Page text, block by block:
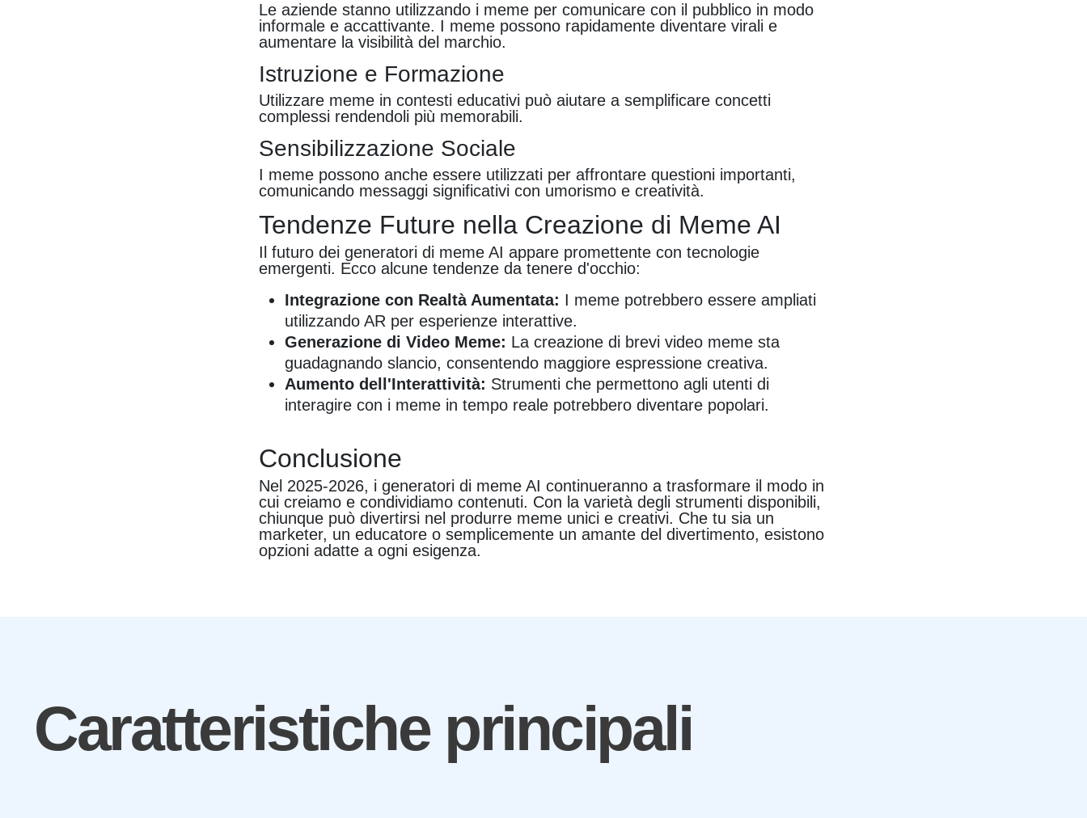
Le aziende stanno utilizzando i meme per comunicare con il pubblico in modo
informale e accattivante. I meme possono rapidamente diventare virali e
aumentare la visibilità del marchio.
Istruzione e Formazione
Utilizzare meme in contesti educativi può aiutare a semplificare concetti
complessi rendendoli più memorabili.
Sensibilizzazione Sociale
I meme possono anche essere utilizzati per affrontare questioni importanti,
comunicando messaggi significativi con umorismo e creatività.
Tendenze Future nella Creazione di Meme AI
Il futuro dei generatori di meme AI appare promettente con tecnologie
emergenti. Ecco alcune tendenze da tenere d'occhio:
Integrazione con Realtà Aumentata: I meme potrebbero essere ampliati
utilizzando AR per esperienze interattive.
Generazione di Video Meme: La creazione di brevi video meme sta
guadagnando slancio, consentendo maggiore espressione creativa.
Aumento dell'Interattività: Strumenti che permettono agli utenti di
interagire con i meme in tempo reale potrebbero diventare popolari.
Conclusione
Nel 2025-2026, i generatori di meme AI continueranno a trasformare il modo in
cui creiamo e condividiamo contenuti. Con la varietà degli strumenti disponibili,
chiunque può divertirsi nel produrre meme unici e creativi. Che tu sia un
marketer, un educatore o semplicemente un amante del divertimento, esistono
opzioni adatte a ogni esigenza.
Caratteristiche principali